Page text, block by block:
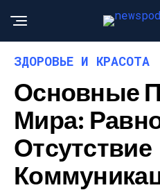
ЗДОРОВЬЕ И КРАСОТА
Основные
Мира:
Отсутствие